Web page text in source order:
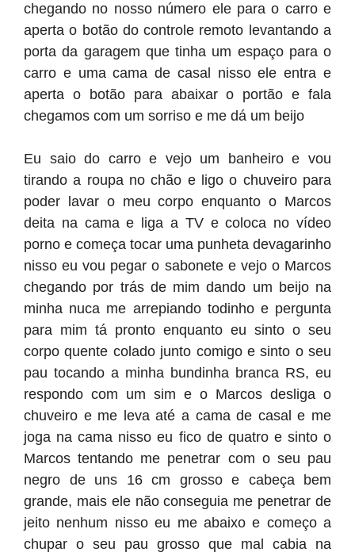
chegando no nosso número ele para o carro e
aperta o botão do controle remoto levantando a
porta da garagem que tinha um espaço para o
carro e uma cama de casal nisso ele entra e
aperta o botão para abaixar o portão e fala
chegamos com um sorriso e me dá um beijo
Eu saio do carro e vejo um banheiro e vou
tirando a roupa no chão e ligo o chuveiro para
poder lavar o meu corpo enquanto o Marcos
deita na cama e liga a TV e coloca no vídeo
porno e começa tocar uma punheta devagarinho
nisso eu vou pegar o sabonete e vejo o Marcos
chegando por trás de mim dando um beijo na
minha nuca me arrepiando todinho e pergunta
para mim tá pronto enquanto eu sinto o seu
corpo quente colado junto comigo e sinto o seu
pau tocando a minha bundinha branca RS, eu
respondo com um sim e o Marcos desliga o
chuveiro e me leva até a cama de casal e me
joga na cama nisso eu fico de quatro e sinto o
Marcos tentando me penetrar com o seu pau
negro de uns 16 cm grosso e cabeça bem
grande, mais ele não conseguia me penetrar de
jeito nenhum nisso eu me abaixo e começo a
chupar o seu pau grosso que mal cabia na